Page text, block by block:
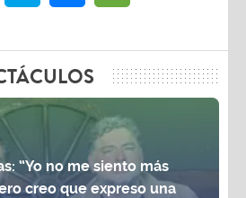
“Yo no me siento más
creo que expreso una